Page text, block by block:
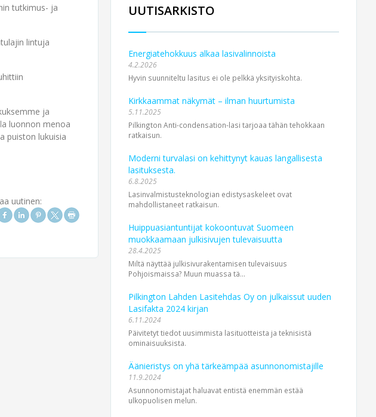
tutkimus- ja
lintuja
ja
luonnon menoa
puiston lukuisia
uutinen:
UUTISARKISTO
Energiatehokkuus alkaa lasivalinnoista
4.2.2026
Hyvin suunniteltu lasitus ei ole pelkkä yksityiskohta.
Kirkkaammat näkymät – ilman huurtumista
5.11.2025
Pilkington Anti-condensation-lasi tarjoaa tähän tehokkaan
ratkaisun.
Moderni turvalasi on kehittynyt kauas langallisesta
lasituksesta.
6.8.2025
Lasinvalmistusteknologian edistysaskeleet ovat
mahdollistaneet ratkaisun.
Huippuasiantuntijat kokoontuvat Suomeen
muokkaamaan julkisivujen tulevaisuutta
28.4.2025
Miltä näyttää julkisivurakentamisen tulevaisuus
Pohjoismaissa? Muun muassa tä...
Pilkington Lahden Lasitehdas Oy on julkaissut uuden
Lasifakta 2024 kirjan
6.11.2024
Päivitetyt tiedot uusimmista lasituotteista ja teknisistä
ominaisuuksista.
Äänieristys on yhä tärkeämpää asunnonomistajille
11.9.2024
Asunnonomistajat haluavat entistä enemmän estää
ulkopuolisen melun.